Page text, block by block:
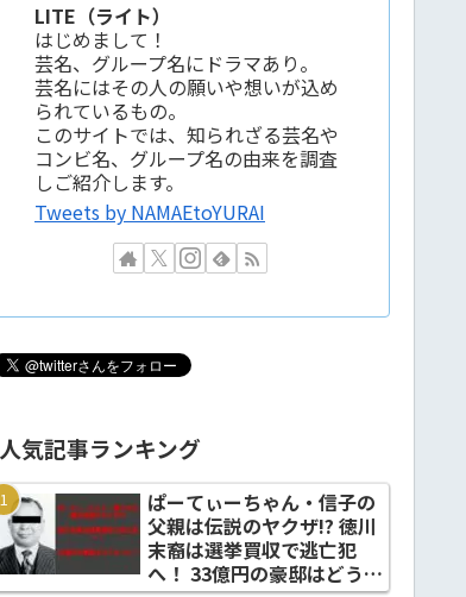
LITE（ライト）
はじめまして！
芸名、グループ名にドラマあり。
芸名にはその人の願いや想いが込め
られているもの。
このサイトでは、知られざる芸名や
コンビ名、グループ名の由来を調査
しご紹介します。
Tweets by NAMAEtoYURAI
人気記事ランキング
ぱーてぃーちゃん・信子の
父親は伝説のヤクザ!? 徳川
末裔は選挙買収で逃亡犯
へ！ 33億円の豪邸はどうな